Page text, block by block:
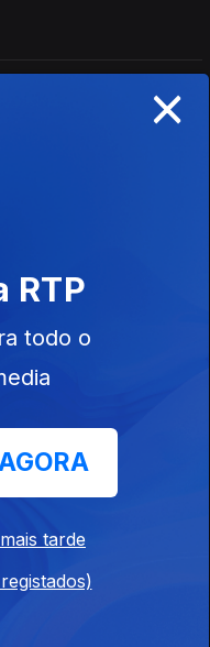
da educação diz
amarela na
×
RTP
todo o
tarde